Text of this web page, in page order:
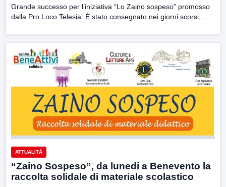
Grande successo per l’iniziativa “Lo Zaino sospeso” promosso
dalla Pro Loco Telesia. È stato consegnato nei giorni scorsi,...
ATTUALITÀ
“Zaino Sospeso”, da lunedi a Benevento la
raccolta solidale di materiale scolastico